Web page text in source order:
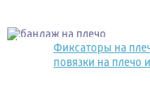
Фиксаторы на
повязки на плечо